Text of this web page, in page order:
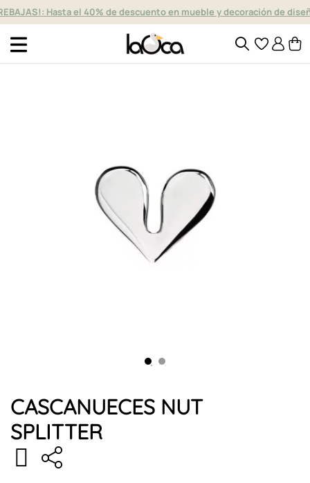
Hasta el 40% de descuento en mueble y decoración de
CASCANUECES NUT
SPLITTER